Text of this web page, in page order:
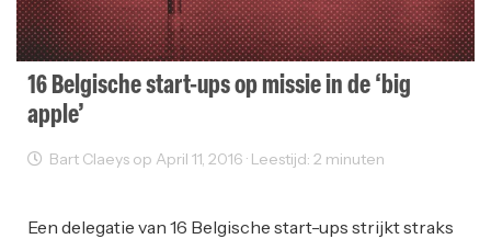
16 Belgische start-ups op missie in de ‘big
apple’
Bart Claeys op April 11, 2016 · Leestijd: 2 minuten
Een delegatie van 16 Belgische start-ups strijkt straks